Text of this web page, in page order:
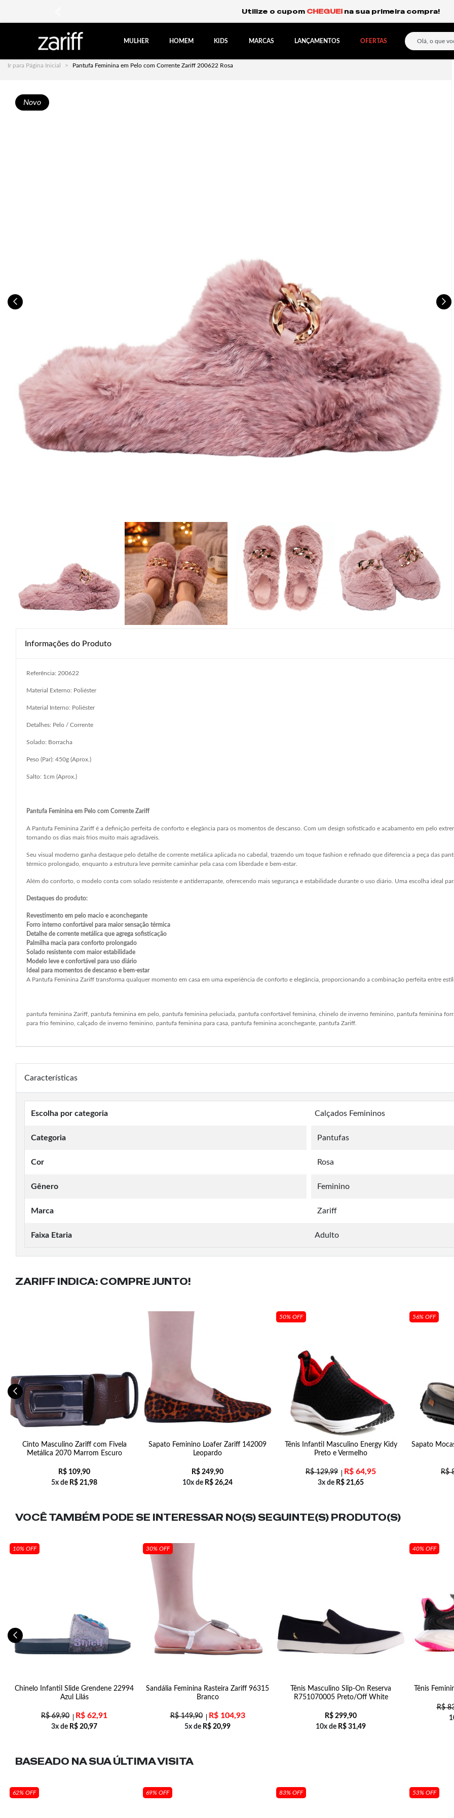
Frete Grátis Expresso para o Sul e São Paulo.
MULHER HOMEM KIDS MARCAS LANÇAMENTOS OFERTAS
Ir para Página Inicial Pantufa Feminina em Pelo com Corrente Zariff 200622 Rosa
Novo
Informações do Produto
Referência: 200622
Material Externo: Poliéster
Material Interno: Poliéster
Detalhes: Pelo / Corrente
Solado: Borracha
Peso (Par): 450g (Aprox.)
Salto: 1cm (Aprox.)
Pantufa Feminina em Pelo com Corrente Zariff
A Pantufa Feminina Zariff é a definição perfeita de conforto e elegância para os momentos de descanso. Com um design sofisticado e acabamento em pelo
tornando os dias mais frios muito mais agradáveis.
Seu visual moderno ganha destaque pelo detalhe de corrente metálica aplicada no cabedal, trazendo um toque fashion e refinado que diferencia a peça das
térmico prolongado, enquanto a estrutura leve permite caminhar pela casa com liberdade e bem-estar.
Além do conforto, o modelo conta com solado resistente e antiderrapante, oferecendo mais segurança e estabilidade durante o uso diário. Uma escolha ideal
Destaques do produto:
Revestimento em pelo macio e aconchegante
Forro interno confortável para maior sensação térmica
Detalhe de corrente metálica que agrega sofisticação
Palmilha macia para conforto prolongado
Solado resistente com maior estabilidade
Modelo leve e confortável para uso diário
Ideal para momentos de descanso e bem-estar
A Pantufa Feminina Zariff transforma qualquer momento em casa em uma experiência de conforto e elegância, proporcionando a combinação perfeita entre
pantufa feminina Zariff, pantufa feminina em pelo, pantufa feminina peluciada, pantufa confortável feminina, chinelo de inverno feminino, pantufa feminina
para frio feminino, calçado de inverno feminino, pantufa feminina para casa, pantufa feminina aconchegante, pantufa Zariff.
Características
Escolha por categoria Calçados Femininos
Categoria Pantufas
Cor Rosa
Gênero Feminino
Marca Zariff
Faixa Etaria Adulto
ZARIFF INDICA: COMPRE JUNTO!
Cinto Masculino Zariff com Fivela
Metálica 2070 Marrom Escuro
R$ 109,90
5x de R$ 21,98
Sapato Feminino Loafer Zariff 142009
Leopardo
R$ 249,90
10x de R$ 26,24
50% OFF
Tênis Infantil Masculino Energy Kidy
Preto e Vermelho
R$129,99 R$ 64,95
3x de R$ 21,65
56% OFF
Sapato
R$
VOCÊ TAMBÉM PODE SE INTERESSAR NO(S) SEGUINTE(S) PRODUTO(S)
10% OFF
Chinelo Infantil Slide Grendene 22994
Azul Lilás
R$69,90 R$ 62,91
3x de R$ 20,97
30% OFF
Sandália Feminina Rasteira Zariff 96315
Branco
R$149,90 R$104,93
5x de R$ 20,99
Tênis Masculino Slip-On Reserva
R751070005 Preto/Off White
R$ 299,90
10x de R$ 31,49
40% OFF
Tênis
R$
BASEADO NA SUAÚLTIMA VISITA
62% OFF 69% OFF 83% OFF 53% OFF